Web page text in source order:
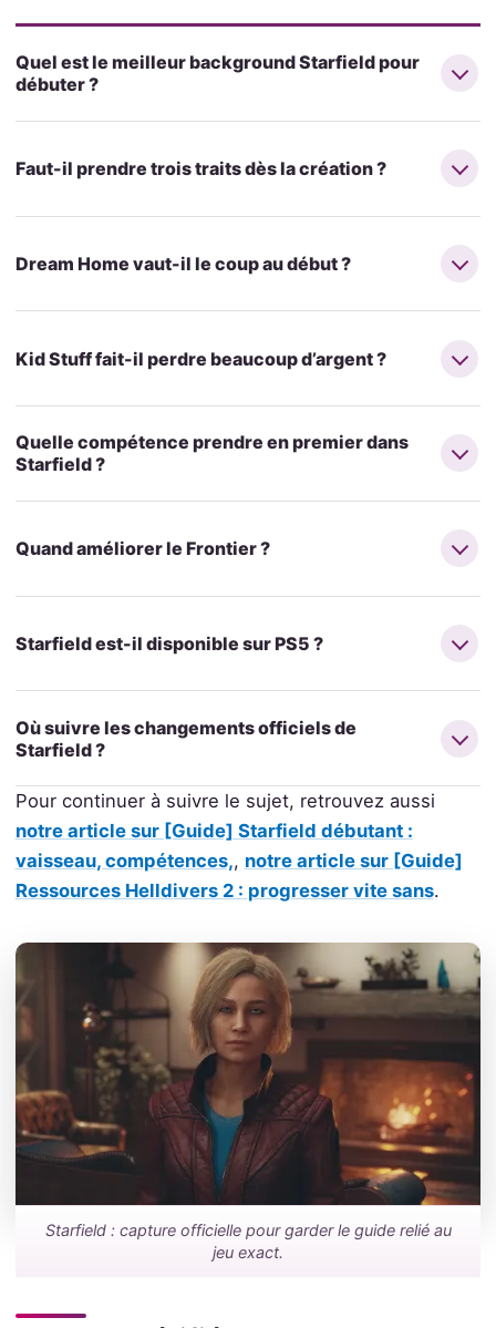
Quel est le meilleur background Starfield pour
débuter ?
Faut-il prendre trois traits dès la création ?
Dream Home vaut-il le coup au début ?
Kid Stuff fait-il perdre beaucoup d’argent ?
Quelle compétence prendre en premier dans
Starfield ?
Quand améliorer le Frontier ?
Starfield est-il disponible sur PS5 ?
Où suivre les changements officiels de
Starfield ?
Pour continuer à suivre le sujet, retrouvez aussi
notre article sur [Guide] Starfield débutant :
vaisseau, compétences,, notre article sur [Guide]
Ressources Helldivers 2 : progresser vite sans.
Starfield : capture officielle pour garder le guide relié au
jeu exact.